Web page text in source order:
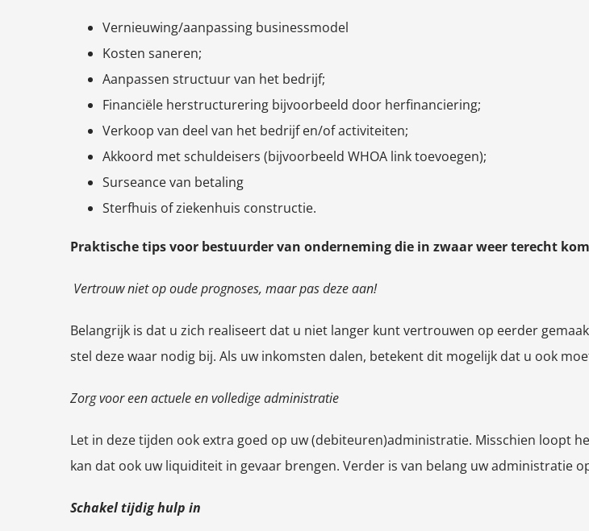
Vernieuwing/aanpassing businessmodel
Kosten saneren;
Aanpassen structuur van het bedrijf;
Financiële herstructurering bijvoorbeeld door herfinanciering;
Verkoop van deel van het bedrijf en/of activiteiten;
Akkoord met schuldeisers (bijvoorbeeld WHOA link toevoegen);
Surseance van betaling
Sterfhuis of ziekenhuis constructie.
Praktische tips voor bestuurder van onderneming die in zwaar weer terecht
Vertrouw niet op oude prognoses, maar pas deze aan!
Belangrijk is dat u zich realiseert dat u niet langer kunt vertrouwen op eerder
stel deze waar nodig bij. Als uw inkomsten dalen, betekent dit mogelijk dat u ook
Zorg voor een actuele en volledige administratie
Let in deze tijden ook extra goed op uw (debiteuren)administratie. Misschien loopt
kan dat ook uw liquiditeit in gevaar brengen. Verder is van belang uw administratie
Schakel tijdig hulp in